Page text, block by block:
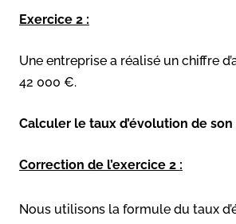
Exercice 2 :
Une entreprise a réalisé un chiffre
42 000 €.
Calculer le taux d’évolution de son
Correction de l’exercice 2 :
Nous utilisons la formule du taux